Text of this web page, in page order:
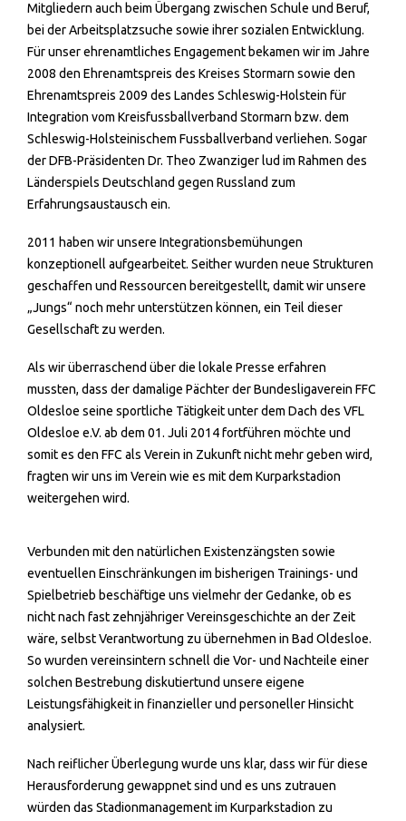
Mitgliedern auch beim Übergang zwischen Schule und Beruf,
bei der Arbeitsplatzsuche sowie ihrer sozialen Entwicklung.
Für unser ehrenamtliches Engagement bekamen wir im Jahre
2008 den Ehrenamtspreis des Kreises Stormarn sowie den
Ehrenamtspreis 2009 des Landes Schleswig-Holstein für
Integration vom Kreisfussballverband Stormarn bzw. dem
Schleswig-Holsteinischem Fussballverband verliehen. Sogar
der DFB-Präsidenten Dr. Theo Zwanziger lud im Rahmen des
Länderspiels Deutschland gegen Russland zum
Erfahrungsaustausch ein.
2011 haben wir unsere Integrationsbemühungen
konzeptionell aufgearbeitet. Seither wurden neue Strukturen
geschaffen und Ressourcen bereitgestellt, damit wir unsere
„Jungs“ noch mehr unterstützen können, ein Teil dieser
Gesellschaft zu werden.
Als wir überraschend über die lokale Presse erfahren
mussten, dass der damalige Pächter der Bundesligaverein FFC
Oldesloe seine sportliche Tätigkeit unter dem Dach des VFL
Oldesloe e.V. ab dem 01. Juli 2014 fortführen möchte und
somit es den FFC als Verein in Zukunft nicht mehr geben wird,
fragten wir uns im Verein wie es mit dem Kurparkstadion
weitergehen wird.
Verbunden mit den natürlichen Existenzängsten sowie
eventuellen Einschränkungen im bisherigen Trainings- und
Spielbetrieb beschäftige uns vielmehr der Gedanke, ob es
nicht nach fast zehnjähriger Vereinsgeschichte an der Zeit
wäre, selbst Verantwortung zu übernehmen in Bad Oldesloe.
So wurden vereinsintern schnell die Vor- und Nachteile einer
solchen Bestrebung diskutiertund unsere eigene
Leistungsfähigkeit in finanzieller und personeller Hinsicht
analysiert.
Nach reiflicher Überlegung wurde uns klar, dass wir für diese
Herausforderung gewappnet sind und es uns zutrauen
würden das Stadionmanagement im Kurparkstadion zu